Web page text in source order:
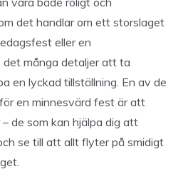
det handlar om ett storslaget
eller en
många detaljer att ta
en lyckad tillställning. En av de
en minnesvärd fest är att
de som kan hjälpa dig att
se till att allt flyter på smidigt